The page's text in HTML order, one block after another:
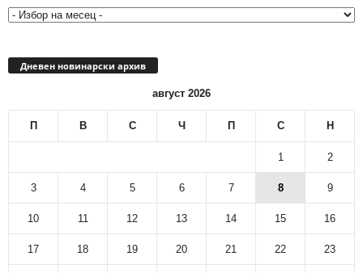
Дневен новинарски архив
август 2026
П В С Ч П С Н
1 2
3 4 5 6 7 8 9
10 11 12 13 14 15 16
17 18 19 20 21 22 23